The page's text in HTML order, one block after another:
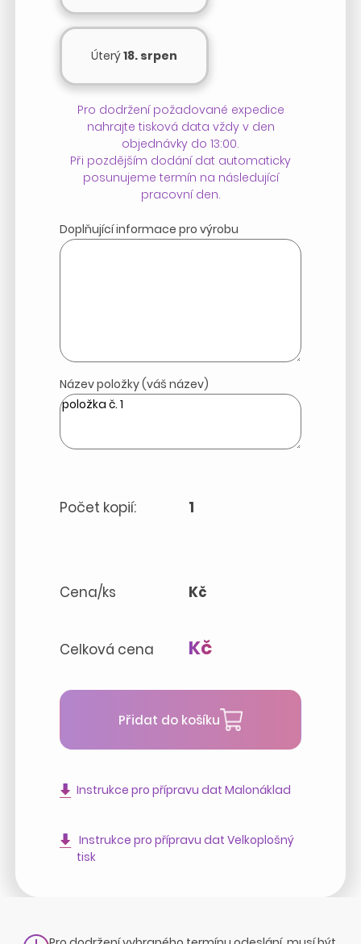
Úterý18. srpen
Pro dodržení požadované expedice
nahrajte tisková data vždy v den
objednávky do 13:00.
Při pozdějším dodání dat automaticky
posunujeme termín na následující
pracovní den.
Název položky (váš název)
Počet kopií: 1
Cena/ks Kč
Celková cena Kč
Doplňující informace pro výrobu
Přidat do košíku
Instrukce pro přípravu dat Malonáklad
Instrukce pro přípravu dat Velkoplošný
tisk